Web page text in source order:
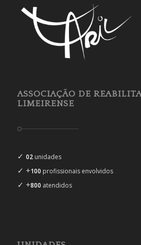
ASSOCIAÇÃO DE
LIMEIRENSE
✓ 02unidades
✓ +100 profissionais envolvidos
✓ +800 atendidos